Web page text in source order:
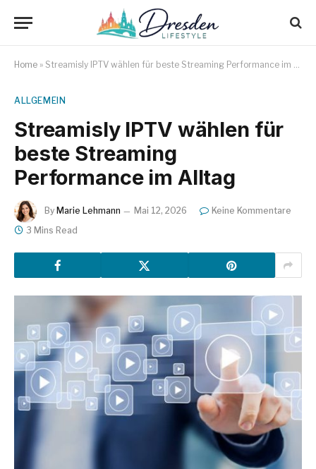
Home » Streamisly IPTV wählen für beste Streaming Performance im Alltag
ALLGEMEIN
Streamisly IPTV wählen für
beste Streaming
Performance im Alltag
By Marie Lehmann Mai 12, 2026
Keine Kommentare
3 Mins Read